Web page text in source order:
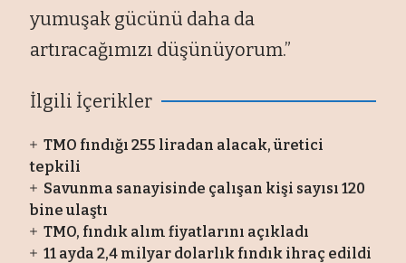
yumuşak gücünü daha da
artıracağımızı düşünüyorum.”
İlgili İçerikler
TMO fındığı 255 liradan alacak, üretici
tepkili
Savunma sanayisinde çalışan kişi sayısı 120
bine ulaştı
TMO, fındık alım fiyatlarını açıkladı
11 ayda 2,4 milyar dolarlık fındık ihraç edildi